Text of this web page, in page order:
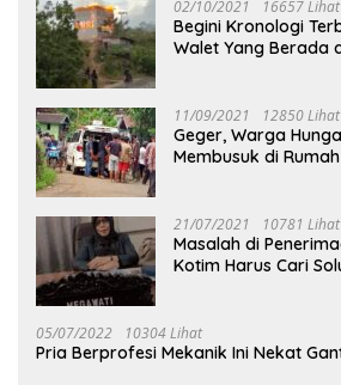
02/10/2021 16657 Lihat
Begini Kronologi
Walet Yang Berada
11/09/2021 12850 Lihat
Geger, Warga
Membusuk di Rumah
21/07/2021 10781 Lihat
Masalah di
Kotim Harus Cari
05/07/2022 10304 Lihat
Pria Berprofesi Mekanik Ini Nekat